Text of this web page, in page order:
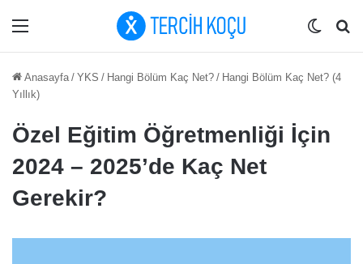
Menü Dış
Anasayfa / YKS / Hangi Bölüm Kaç Net? / Hangi Bölüm Kaç Net? (4
Yıllık)
Özel Eğitim Öğretmenliği İçin
2024 – 2025’de Kaç Net
Gerekir?